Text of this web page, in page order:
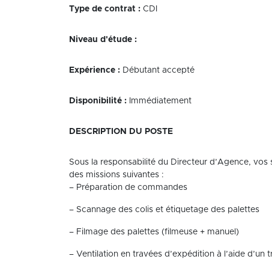
Type de contrat : CDI
Niveau d'étude :
Expérience : Débutant accepté
Disponibilité : Immédiatement
DESCRIPTION DU POSTE
Sous la responsabilité du Directeur d’Agence,
des missions suivantes :
– Préparation de commandes
– Scannage des colis et étiquetage des palettes
– Filmage des palettes (filmeuse + manuel)
– Ventilation en travées d’expédition à l’aide